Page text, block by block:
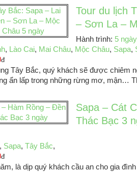
Tour du lịch
– Sơn La –
Hành trình: 5 ngày
, Lào Cai, Mai Châu, Mộc Châu, Sapa,
đ
Tây Bắc, quý khách sẽ được chiêm
ẩn lấp trong những rừng mơ, mận…
Sapa – Cát
Thác Bạc 3
, Sapa, Tây Bắc,
đ
là dịp quý khách cầu an cho gia